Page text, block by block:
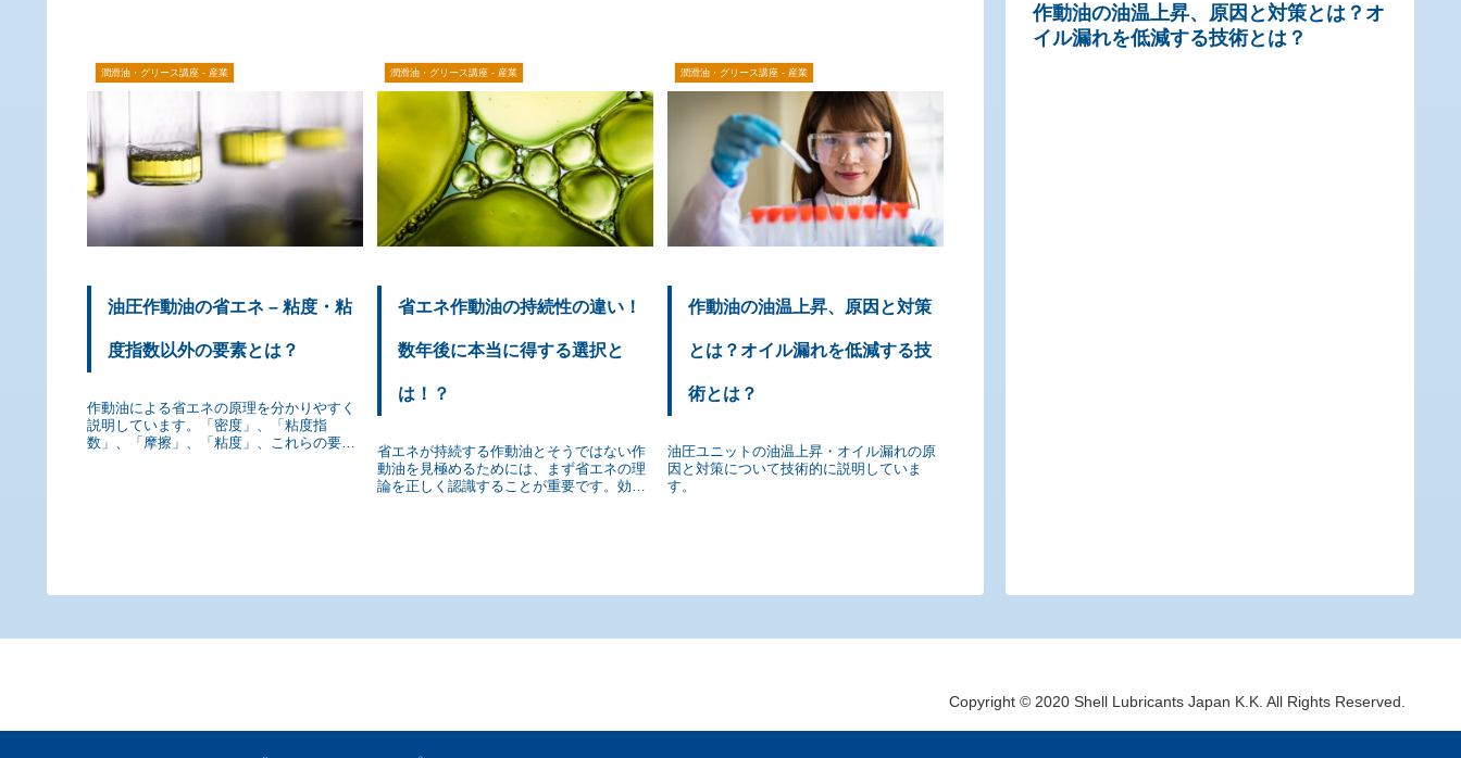
潤滑油・グリース講座 - 産業
油圧作動油の省エネ – 粘度・粘
度指数以外の要素とは？
作動油による省エネの原理を分かりやすく
説明しています。「密度」、「粘度指
数」、「摩擦」、「粘度」、これらの要素
潤滑油・グリース講座 - 産業
省エネ作動油の持続性の違い！
数年後に本当に得する選択と
は！？
省エネが持続する作動油とそうではない作
動油を見極めるためには、まず省エネの理
論を正しく認識することが重要です。効果
潤滑油・グリース講座 - 産業
作動油の油温上昇、原因と対策
とは？オイル漏れを低減する技
術とは？
油圧ユニットの油温上昇・オイル漏れの原
因と対策について技術的に説明していま
す。
作動油の油温上昇、原因と対策とは？オ
イル漏れを低減する技術とは？
Copyright © 2020 Shell Lubricants Japan K.K. All Rights Reserved.